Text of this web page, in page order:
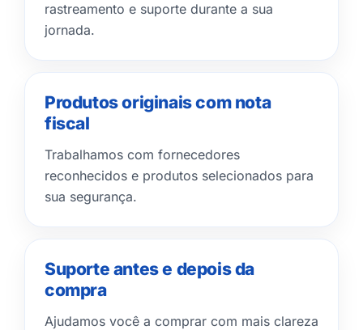
rastreamento e suporte durante a sua
jornada.
Produtos originais com nota
fiscal
Trabalhamos com fornecedores
reconhecidos e produtos selecionados para
sua segurança.
Suporte antes e depois da
compra
Ajudamos você a comprar com mais clareza